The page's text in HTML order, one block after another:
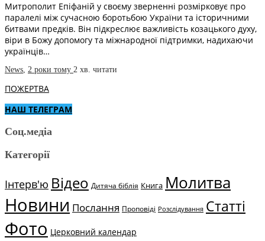
Митрополит Епіфаній у своєму зверненні розмірковує про
паралелі між сучасною боротьбою України та історичними
битвами предків. Він підкреслює важливість козацького духу,
віри в Божу допомогу та міжнародної підтримки, надихаючи
українців…
News, 2 роки тому 2 хв. читати
ПОЖЕРТВА
НАШ ТЕЛЕГРАМ
Соц.медіа
Категорії
Інтерв'ю Відео Дитяча біблія Книга Молитва
Новини Послання Проповіді Розслідування Статті
Фото Церковний календар